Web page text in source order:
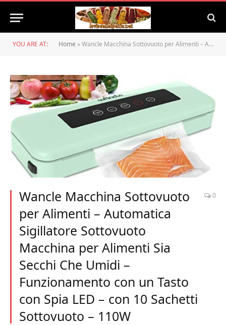
YOU ARE AT: Home »Wancle Macchina Sottovuoto per Alimenti – Automatica Sigillatore Sottovuoto Macchina per Alimenti Sia Secchi Che Umidi – Funzionamento con un Tasto con Spia LED – con 10 Sachetti Sottovuoto – 110W
Wancle Macchina Sottovuoto
per Alimenti – Automatica
Sigillatore Sottovuoto
Macchina per Alimenti Sia
Secchi Che Umidi –
Funzionamento con un Tasto
con Spia LED – con 10 Sachetti
Sottovuoto – 110W
0